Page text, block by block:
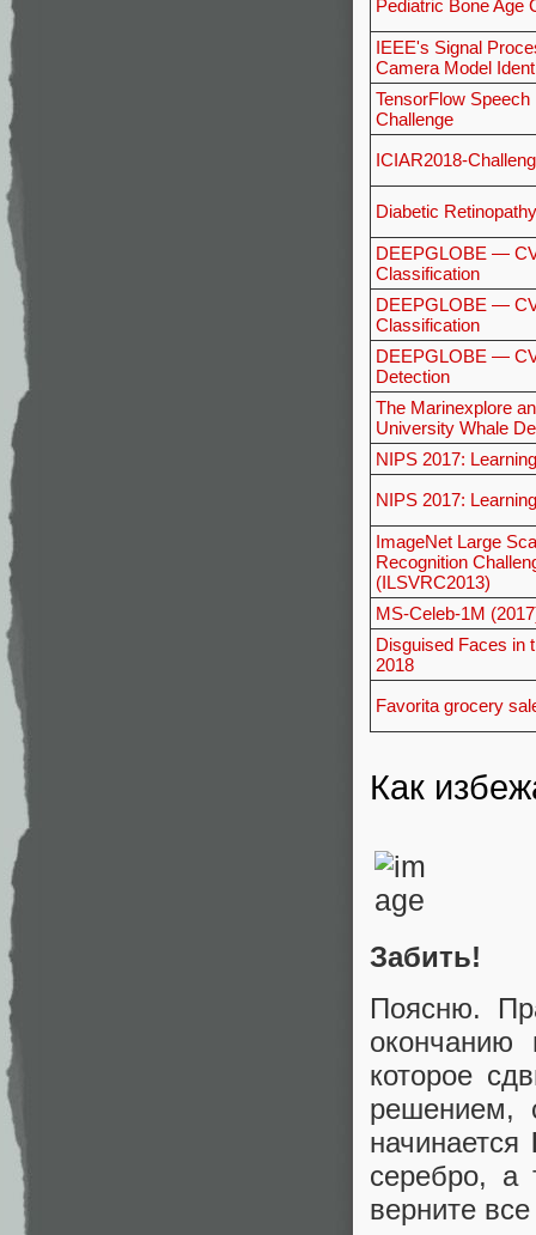
Pediatric Bone Age
IEEE's Signal
Camera Model
TensorFlow Speech
Challenge
ICIAR2018-
Diabetic
DEEPGLOBE —
Classification
DEEPGLOBE —
Classification
DEEPGLOBE —
Detection
The Marinexplore
University Whale
NIPS 2017:
NIPS 2017:
ImageNet Large
Recognition
(ILSVRC2013)
MS-Celeb-1M
Disguised Faces in
2018
Favorita grocery
Как
Забить!
Поясню.
окончанию
которое
решением,
начинается
серебро, а
верните